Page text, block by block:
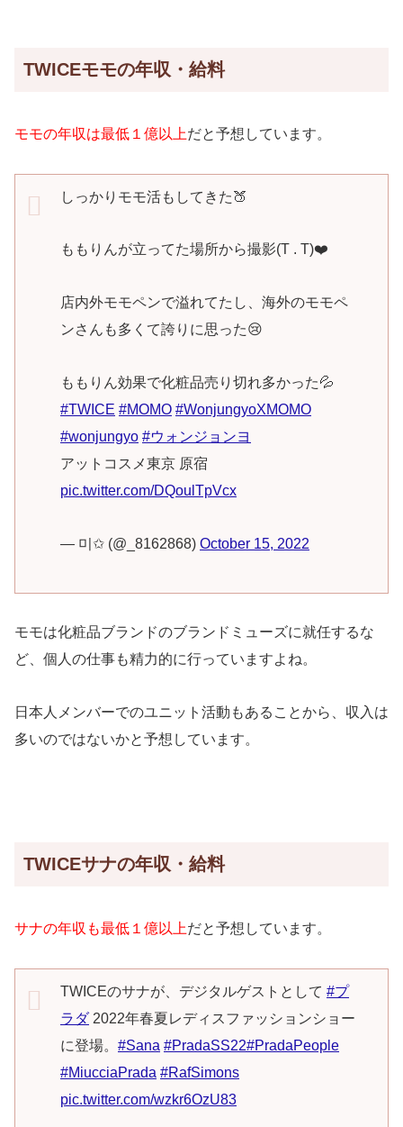
TWICEモモの年収・給料
モモの年収は最低１億以上だと予想しています。
しっかりモモ活もしてきた🍑
ももりんが立ってた場所から撮影(T . T)❤️
店内外モモペンで溢れてたし、海外のモモペ
ンさんも多くて誇りに思った😢
ももりん効果で化粧品売り切れ多かった💦
#TWICE #MOMO #WonjungyoXMOMO
#wonjungyo #ウォンジョンヨ
アットコスメ東京 原宿
pic.twitter.com/DQoulTpVcx
— 미✩ (@_8162868) October 15, 2022
モモは化粧品ブランドのブランドミューズに就任するな
ど、個人の仕事も精力的に行っていますよね。
日本人メンバーでのユニット活動もあることから、収入は
多いのではないかと予想しています。
TWICEサナの年収・給料
サナの年収も最低１億以上だと予想しています。
TWICEのサナが、デジタルゲストとして #プ
ラダ2022年春夏レディスファッションショー
に登場。 #Sana #PradaSS22#PradaPeople
#MiucciaPrada #RafSimons
pic.twitter.com/wzkr6OzU83